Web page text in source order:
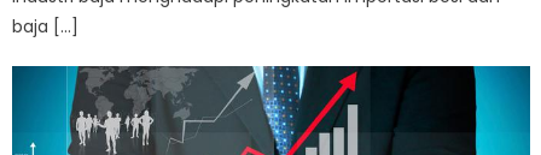
baja […]